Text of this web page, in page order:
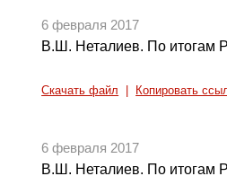
6 февраля 2017
В.Ш. Неталиев. По итогам
Скачать файл Копировать
6 февраля 2017
В.Ш. Неталиев. По итогам